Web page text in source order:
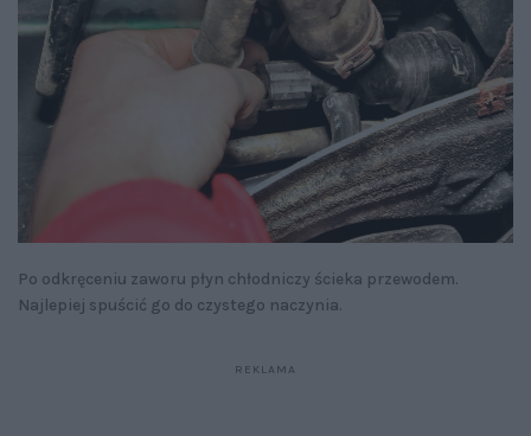
Po odkręceniu zaworu płyn chłodniczy ścieka przewodem.
Najlepiej spuścić go do czystego naczynia.